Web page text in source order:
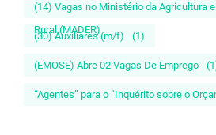
(14) Vagas no Ministério da Agricultura
Rural (MADER)
(30) Auxiliares (m/f) (1)
(EMOSE) Abre 02 Vagas De Emprego
“Agentes” para o “Inquérito sobre o